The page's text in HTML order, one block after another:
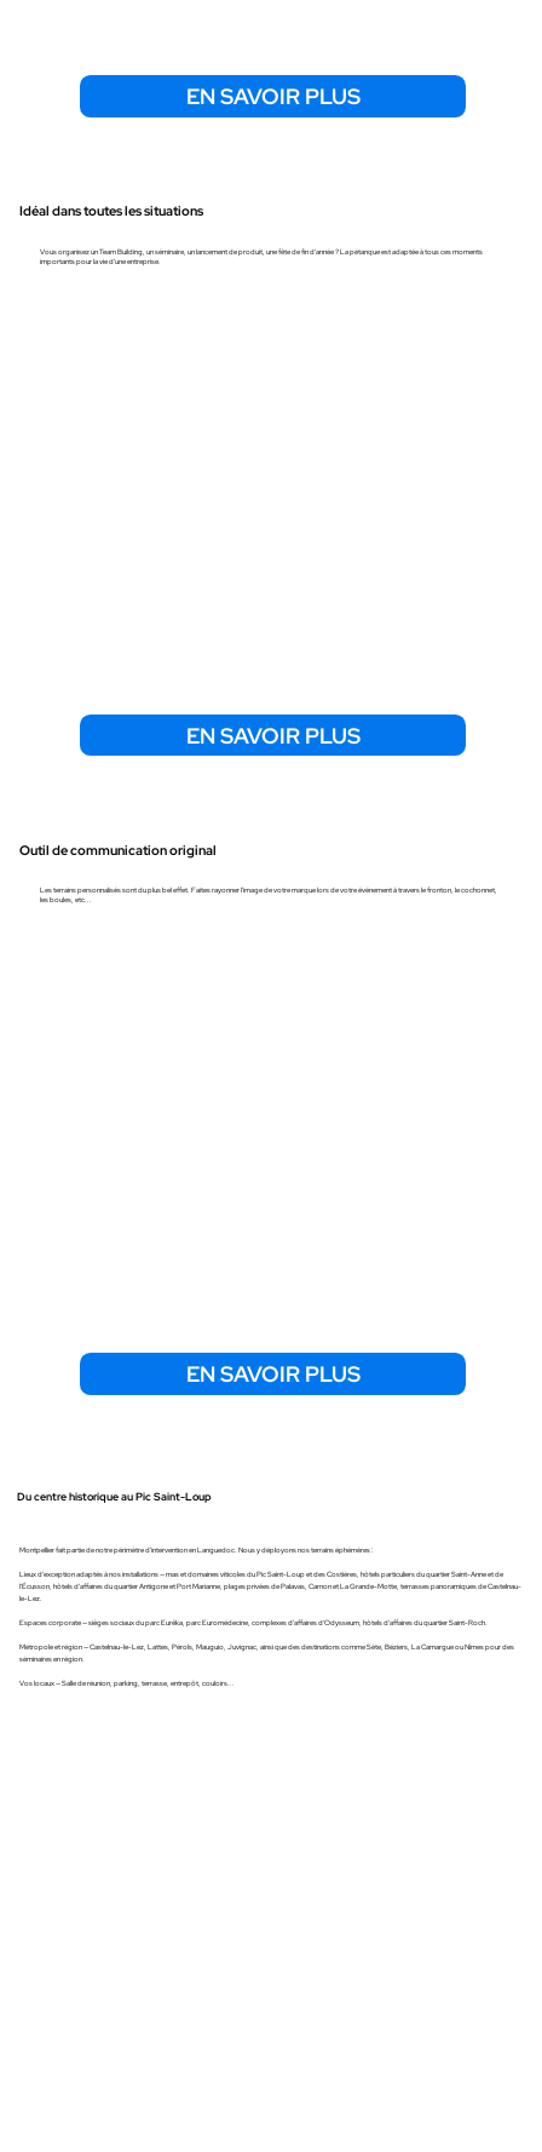
EN SAVOIR PLUS
Idéal dans toutes les situations
Vous organisez un Team Building, un séminaire, un lancement de produit, une fête de fin d'année ? La pétanque est adaptée à tous ces moments
importants pour la vie d'une entreprise.
EN SAVOIR PLUS
Outil de communication original
Les terrains personnalisés sont du plus bel effet. Faites rayonner l'image de votre marque lors de votre événement à travers le fronton, le cochonnet,
les boules, etc...
EN SAVOIR PLUS
Du centre historique au Pic Saint-Loup
Montpellier fait partie de notre périmètre d'intervention en Languedoc. Nous y déployons nos terrains éphémères :
Lieux d'exception adaptés à nos installations — mas et domaines viticoles du Pic Saint-Loup et des Costières, hôtels particuliers du quartier Saint-Anne et de
l'Écusson, hôtels d'affaires du quartier Antigone et Port Marianne, plages privées de Palavas, Carnon et La Grande-Motte, terrasses panoramiques de Castelnau-
le-Lez.
Espaces corporate — sièges sociaux du parc Eurêka, parc Euromédecine, complexes d'affaires d'Odysseum, hôtels d'affaires du quartier Saint-Roch.
Métropole et région — Castelnau-le-Lez, Lattes, Pérols, Mauguio, Juvignac, ainsi que des destinations comme Sète, Béziers, La Camargue ou Nîmes pour des
séminaires en région.
Vos locaux — Salle de réunion, parking, terrasse, entrepôt, couloirs...